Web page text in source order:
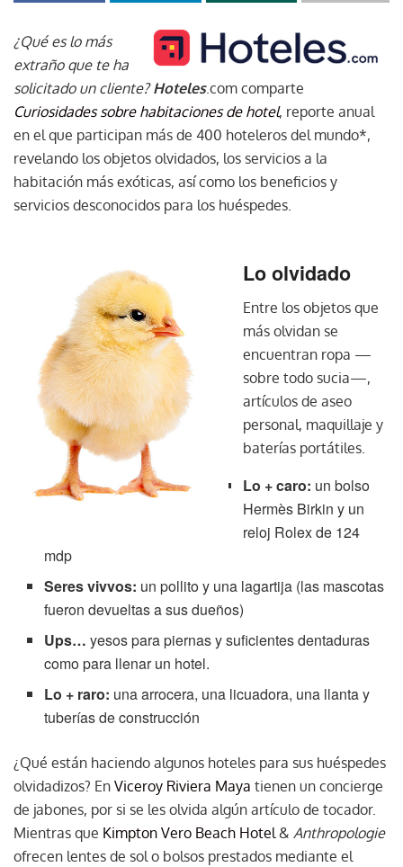
¿Qué es lo más
extraño que te ha
solicitado un cliente?Hoteles.com comparte
Curiosidades sobre habitaciones de hotel, reporte anual
en el que participan más de 400 hoteleros del mundo*,
revelando los objetos olvidados, los servicios a la
habitación más exóticas, así como los beneficios y
servicios desconocidos para los huéspedes.
Lo olvidado
Entre los objetos que
más olvidan se
encuentran ropa —
sobre todo sucia—,
artículos de aseo
personal, maquillaje y
baterías portátiles.
Lo + caro: un bolso
Hermès Birkin y un
reloj Rolex de 124
mdp
Seres vivvos: un pollito y una lagartija (las mascotas
fueron devueltas a sus dueños)
Ups…yesos para piernas y suficientes dentaduras
como para llenar un hotel.
Lo + raro: una arrocera, una licuadora, una llanta y
tuberías de construcción
¿Qué están haciendo algunos hoteles para sus huéspedes
olvidadizos? En Viceroy Riviera Maya tienen un concierge
de jabones, por si se les olvida algún artículo de tocador.
Mientras que Kimpton Vero Beach Hotel& Anthropologie
ofrecen lentes de sol o bolsos prestados mediante el